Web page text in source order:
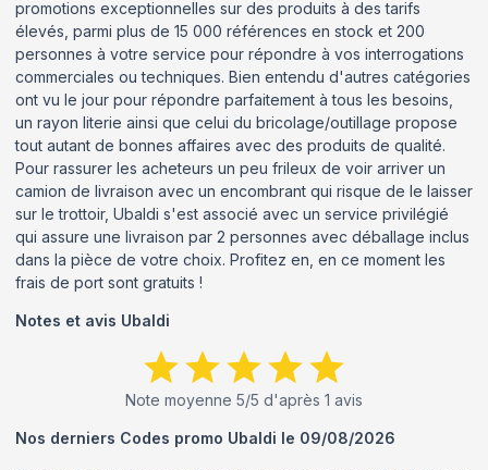
promotions exceptionnelles sur des produits à des tarifs
élevés, parmi plus de 15 000 références en stock et 200
personnes à votre service pour répondre à vos interrogations
commerciales ou techniques. Bien entendu d'autres catégories
ont vu le jour pour répondre parfaitement à tous les besoins,
un rayon literie ainsi que celui du bricolage/outillage propose
tout autant de bonnes affaires avec des produits de qualité.
Pour rassurer les acheteurs un peu frileux de voir arriver un
camion de livraison avec un encombrant qui risque de le laisser
sur le trottoir, Ubaldi s'est associé avec un service privilégié
qui assure une livraison par 2 personnes avec déballage inclus
dans la pièce de votre choix. Profitez en, en ce moment les
frais de port sont gratuits !
Notes et avis Ubaldi
Note moyenne 5/5 d'après 1 avis
Nos derniers Codes promo Ubaldi le 09/08/2026